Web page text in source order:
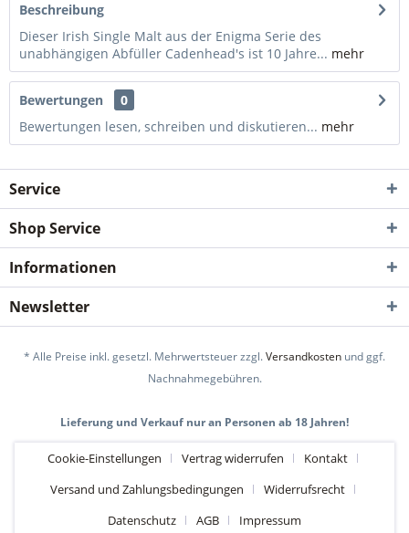
Beschreibung
Dieser Irish Single Malt aus der Enigma Serie des
unabhängigen Abfüller Cadenhead's ist 10 Jahre... mehr
Bewertungen
0
Bewertungen lesen, schreiben und diskutieren... mehr
Service
Shop Service
Informationen
Newsletter
* Alle Preise inkl. gesetzl. Mehrwertsteuer zzgl.Versandkosten und ggf.
Nachnahmegebühren.
Lieferung und Verkauf nur an Personen ab 18 Jahren!
Cookie-Einstellungen Vertrag widerrufen
Kontakt
Versand und Zahlungsbedingungen
Widerrufsrecht
Datenschutz
AGB Impressum